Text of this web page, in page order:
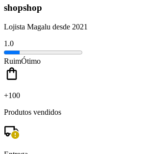
shopshop
Lojista Magalu desde 2021
1.0
RuimÓtimo
+100
Produtos vendidos